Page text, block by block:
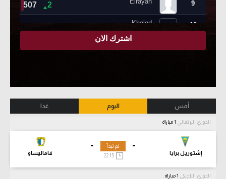
أمس اليوم غدا
الدوري البرتغالي
-
إشتوريل برايا
-
فاماليساو
لم تبدأ
22:15
الدوري البلجيكي